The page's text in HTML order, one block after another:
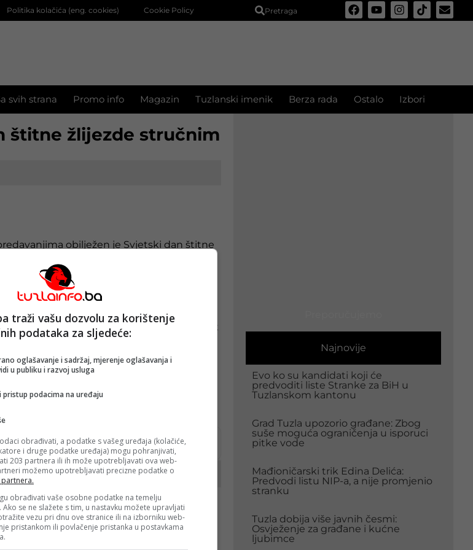
Politika kolačića (eng. cookies) Cookie Policy Pretraga
svih strana Promo info Magazin Tuzlanski imenik Berza rada Ostalo Izbori
štitne žlijezde stručnim
obilježen je Svjetski dan štitne
prevencije i liječenja bolesti štitne
i nosa i hirurgiju glave i vrata, Klinike za
Štit i Udruženja ORL škole Tuzla.
a kroz stručna predavanja govorilo se
mogućnostima liječenja. Poseban akcenat
djelovanja ljekara različitih
oprema, nabavljena tokom
i kvalitet zdravstvene zaštite
UKC Tuzla ugostio
Najnovije
Evo ko su kandidati koji će
predvoditi liste Stranke za BiH u
Tuzlanskom kantonu
Grad Tuzla upozorio građane: Zbog
suše moguća ograničenja u isporuci
pitke vode
Mađioničarski trik Edina Delića:
Predvodi listu NIP-a, a nije promjenio
stranku
Tuzla dobija više javnih česmi:
Osvježenje za građane i kućne
ljubimce
traži vašu dozvolu za korištenje
podataka za sljedeće:
oglašavanje i sadržaj, mjerenje oglašavanja i
u publiku i razvoj usluga
pristup podacima na uređaju
obrađivati, a podatke s vašeg uređaja (kolačiće,
i druge podatke uređaja) mogu pohranjivati,
203 partnera ili ih može upotrebljavati ova web-
možemo upotrebljavati precizne podatke o
obrađivati vaše osobne podatke na temelju
se ne slažete s tim, u nastavku možete upravljati
vezu pri dnu ove stranice ili na izborniku web-
pristankom ili povlačenje pristanka u postavkama